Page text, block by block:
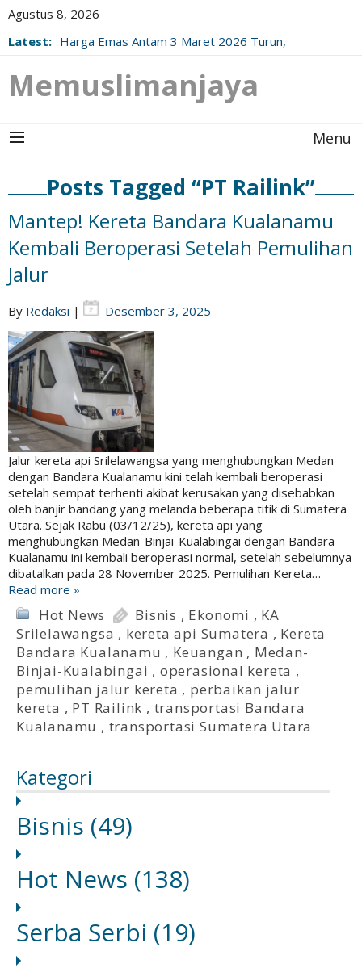
Agustus 8, 2026
Latest: Harga Emas Antam 3 Maret 2026 Turun,
Memuslimanjaya
Menu
Posts Tagged “PT Railink”
Mantep! Kereta Bandara Kualanamu
Kembali Beroperasi Setelah Pemulihan
Jalur
By Redaksi | Desember 3, 2025
Jalur kereta api Srilelawangsa yang menghubungkan Medan
dengan Bandara Kualanamu kini telah kembali beroperasi
setelah sempat terhenti akibat kerusakan yang disebabkan
oleh banjir bandang yang melanda beberapa titik di Sumatera
Utara. Sejak Rabu (03/12/25), kereta api yang
menghubungkan Medan-Binjai-Kualabingai dengan Bandara
Kualanamu ini kembali beroperasi normal, setelah sebelumnya
dibatalkan pada 28 November 2025. Pemulihan Kereta…
Read more »
Hot News Bisnis , Ekonomi , KA
Srilelawangsa , kereta api Sumatera , Kereta
Bandara Kualanamu , Keuangan , Medan-
Binjai-Kualabingai , operasional kereta ,
pemulihan jalur kereta , perbaikan jalur
kereta , PT Railink , transportasi Bandara
Kualanamu , transportasi Sumatera Utara
Kategori
Bisnis (49)
Hot News (138)
Serba Serbi (19)